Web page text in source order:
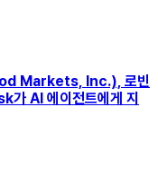
Markets, Inc.), 로빈
AI 에이전트에게 지